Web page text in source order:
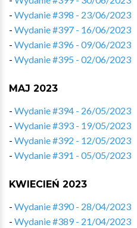
- Wydanie #398 - 23/06/2023
- Wydanie #397 - 16/06/2023
- Wydanie #396 - 09/06/2023
- Wydanie #395 - 02/06/2023
MAJ 2023
- Wydanie #394 - 26/05/2023
- Wydanie #393 - 19/05/2023
- Wydanie #392 - 12/05/2023
- Wydanie #391 - 05/05/2023
KWIECIEŃ 2023
- Wydanie #390 - 28/04/2023
- Wydanie #389 - 21/04/2023